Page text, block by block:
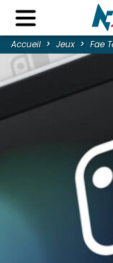
Accueil Jeux Fae